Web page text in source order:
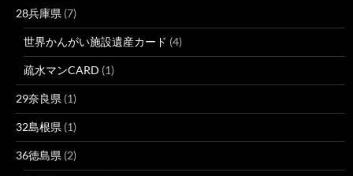
28兵庫県 (7)
世界かんがい施設遺産カード (4)
疏水マンCARD (1)
29奈良県 (1)
32島根県 (1)
36徳島県 (2)